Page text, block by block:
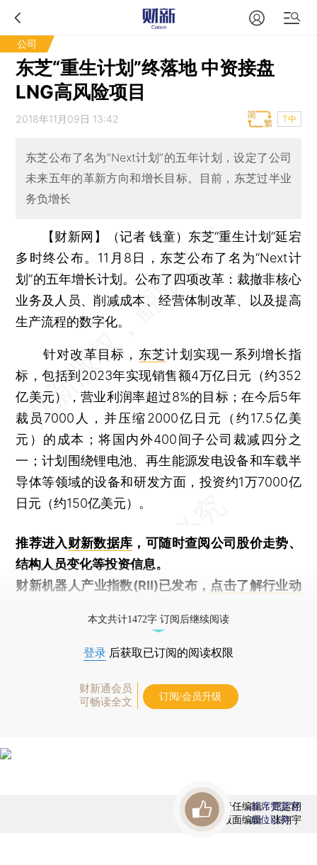
公司
东芝“重生计划”终落地 中资接盘
LNG高风险项目
2018年11月09日 13:42 T中
东芝公布了名为“Next计划”的五年计划，设定了公司
未来五年的革新方向和增长目标。目前，东芝过半业
务负增长
【财新网】（记者 钱童） 东芝“重生计划”延宕
多时终公布。11月8日，东芝公布了名为“Next计
划”的五年增长计划。公布了四项改革：裁撤非核心
业务及人员、削减成本、经营体制改革、以及提高
生产流程的数字化。
针对改革目标， 东芝计划实现一系列增长指
标，包括到2023年实现销售额4万亿日元（约352
亿美元），营业利润率超过8%的目标；在今后5年
裁员7000人，并压缩2000亿日元（约17.5亿美
元）的成本；将国内外400间子公司裁减四分之
一；计划围绕锂电池、再生能源发电设备和车载半
导体等领域的设备和研发方面，投资约1万7000亿
日元（约150亿美元）。
推荐进入财新数据库 ，可随时查阅公司股价走势、
结构人员变化等投资信息。
财新机器人产业指数(RII)已发布， 点击了解行业动
本文共计1472字 订阅后继续阅读
登录 后获取已订阅的阅读权限
财新通会员
可畅读全文
订阅/会员升级
责任编辑：屈运栩
版面编辑：张翔宇
首席赞赏官
虚位以待